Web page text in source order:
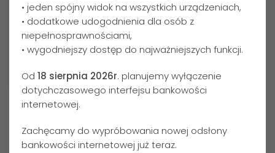
Data publikacji:
04.04.2025
Edukacyjny Piątek: Zarządzanie Finansami w
Oszczędzanie to klucz do stabilnej przyszłości
• jeden spójny widok na wszystkich urządzeniach,
• dodatkowe udogodnienia dla osób z
niepełnosprawnościami,
• wygodniejszy dostęp do najważniejszych funkcji.
Od 18 sierpnia 2026r. planujemy wyłączenie
dotychczasowego interfejsu bankowości
internetowej.
Zachęcamy do wypróbowania nowej odsłony
bankowości internetowej już teraz.